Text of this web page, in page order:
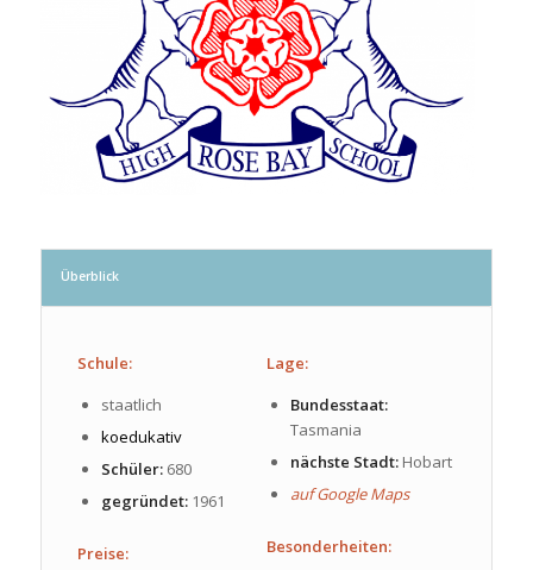
Überblick
Schule:
staatlich
koedukativ
Schüler:680
gegründet: 1961
Preise:
Lage:
Bundesstaat:
Tasmania
nächste Stadt: Hobart
auf Google Maps
Besonderheiten: